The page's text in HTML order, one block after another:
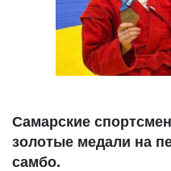
Самарские
золотые медали на
самбо.